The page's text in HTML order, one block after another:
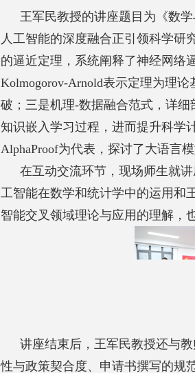
王军民教授的讲座题目为《数
人工智能的深度融合正引领科学研
的逼近定理，系统阐释了神经网络
Kolmogorov-Arnold表示定理为理论
破；三是机理-数据融合范式，详细
知识嵌入学习过程，进而提升科学
AlphaProof为代表，探讨了大语言
在互动交流环节，现场师生就
工智能在数学和统计学中的运用和
智能交叉领域理论与应用的理解，
讲座结束后，王军民教授还与
性与政策契合度、申请书撰写的规